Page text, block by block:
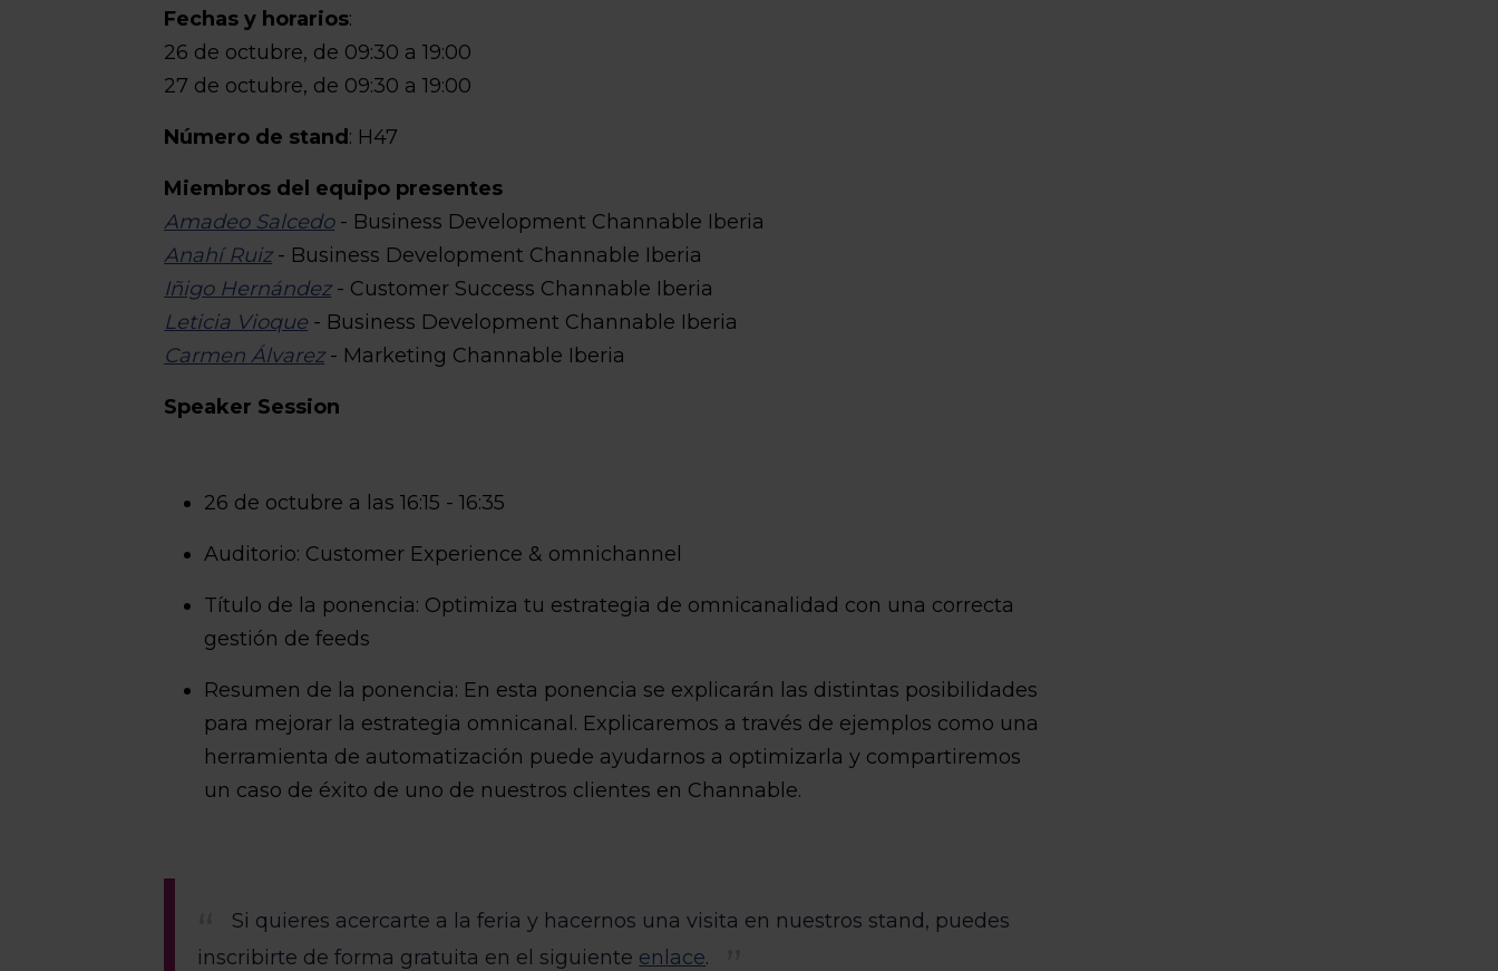
Fechas y horarios:
26 de octubre, de 09:30 a 19:00
27 de octubre, de 09:30 a 19:00
Número de stand : H47
Miembros del equipo presentes
Amadeo Salcedo- Business Development Channable Iberia
Anahí Ruiz- Business Development Channable Iberia
Iñigo Hernández- Customer Success Channable Iberia
Leticia Vioque - Business Development Channable Iberia
Carmen Álvarez- Marketing Channable Iberia
Speaker Session
26 de octubre a las 16:15 - 16:35
Auditorio: Customer Experience & omnichannel
Título de la ponencia: Optimiza tu estrategia de omnicanalidad con una correcta
gestión de feeds
Resumen de la ponencia: En esta ponencia se explicarán las distintas posibilidades
para mejorar la estrategia omnicanal. Explicaremos a través de ejemplos como una
herramienta de automatización puede ayudarnos a optimizarla y compartiremos
un caso de éxito de uno de nuestros clientes en Channable.
Si quieres acercarte a la feria y hacernos una visita en nuestros stand, puedes
inscribirte de forma gratuita en el siguiente enlace.